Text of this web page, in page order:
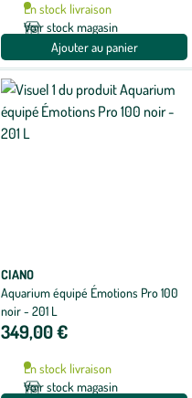
En stock livraison
Voir stock magasin
Ajouter au panier
CIANO
Aquarium équipé Émotions Pro 100
noir - 201 L
349,00 €
En stock livraison
Voir stock magasin